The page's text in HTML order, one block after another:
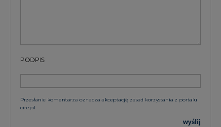
Przesłanie komentarza oznacza akceptację zasad korzystania z portalu